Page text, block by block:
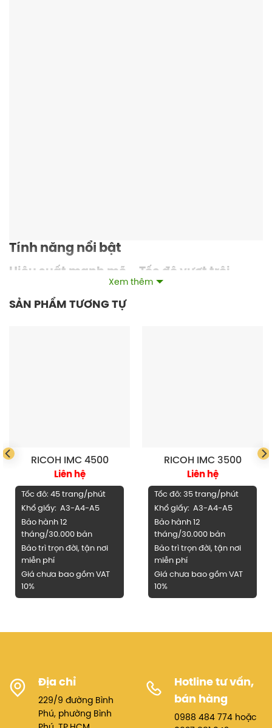
Tính năng nổi bật
Hiệu suất mạnh mẽ – Tốc độ vượt trội
Vận hành thông minh – Giao diện thân
thiện
Màn hình cảm ứng màu9 inch
hiện đại, giao diện thân
thiện, cho phép người dùng thao tác nhanh chóng như sử
dụng một chiếc smartphone.
Kết nối linh hoạt, in ấn mọi lúc – mọi nơi
Hỗ trợkết nối LAN, USB, WiFi (tùy chọn)
In trực tiếp từ điện thoại, máy tính bảng qua
Mopria, Ricoh Smart Device Connector
Độ phân giải1200 x 1200 dpi
, bản in sắc nét, rõ ràng, phù
hợp với mọi loại tài liệu: hợp đồng, hồ sơ, bản vẽ kỹ thuật
hay hình ảnh.
Xem thêm
SẢN PHẨM TƯƠNG TỰ
RICOH IMC 4500
Liên hệ
Tốc đô: 45 trang/phút
Khổ giấy: A3-A4-A5
Bảo hành 12
tháng/30.000 bản
Bảo trì trọn đời, tận nơi
miễn phí
Giá chưa bao gồm VAT
10%
RICOH IMC 3500
Liên hệ
Tốc đô: 35 trang/phút
Khổ giấy: A3-A4-A5
Bảo hành 12
tháng/30.000 bản
Bảo trì trọn đời, tận nơi
miễn phí
Giá chưa bao gồm VAT
10%
Địa chỉ
229/9 đường Bình
Phú, phường Bình
Hotline tư vấn,
bán hàng
0988 484 774 hoặc